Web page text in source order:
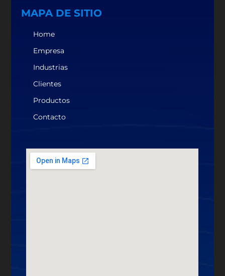
MAPA DE SITIO
Home
Empresa
Industrias
Clientes
Productos
Contacto